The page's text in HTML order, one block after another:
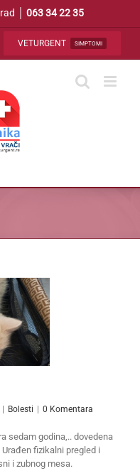
│ 063 34 22 35
VETURGENT SIMPTOMI
Bolesti 0 Komentara
sedam godina,.. dovedena
fizikalni pregled i
i zubnog mesa.